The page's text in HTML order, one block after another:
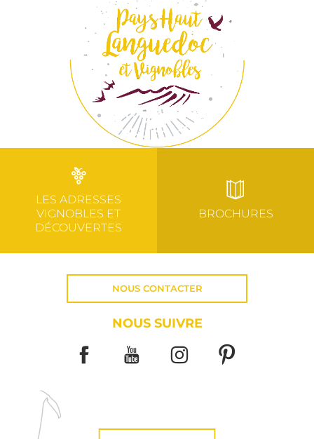
LES ADRESSES
VIGNOBLES ET
DÉCOUVERTES
BROCHURES
NOUS CONTACTER
NOUS SUIVRE